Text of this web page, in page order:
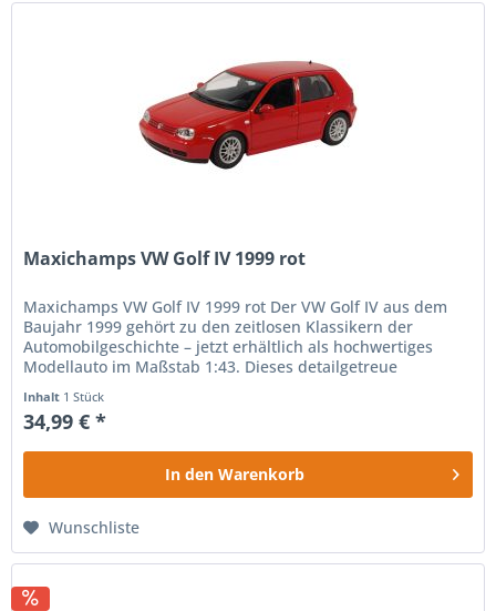
Maxichamps VW Golf IV 1999 rot
Maxichamps VW Golf IV 1999 rot Der VW Golf IV aus dem
Baujahr 1999 gehört zu den zeitlosen Klassikern der
Automobilgeschichte – jetzt erhältlich als hochwertiges
Modellauto im Maßstab 1:43. Dieses detailgetreue
Inhalt 1 Stück
34,99 € *
In den Warenkorb
Wunschliste